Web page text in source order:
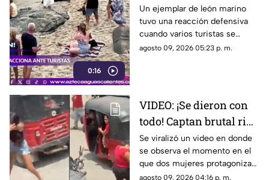
0:16
acercaron demasiado a
una playa
Un ejemplar de león marino
tuvo una reacción defensiva
cuando varios turistas se
aproximaron para fotografiarlo
agosto 09, 2026 05:23 p. m.
VIDEO: ¡Se dieron con
todo! Captan brutal riña
entre dos mujeres en
plena calle
Se viralizó un video en donde
se observa el momento en el
que dos mujeres protagonizan
una pelea plena calle luego de
agosto 09, 2026 04:16 p. m.